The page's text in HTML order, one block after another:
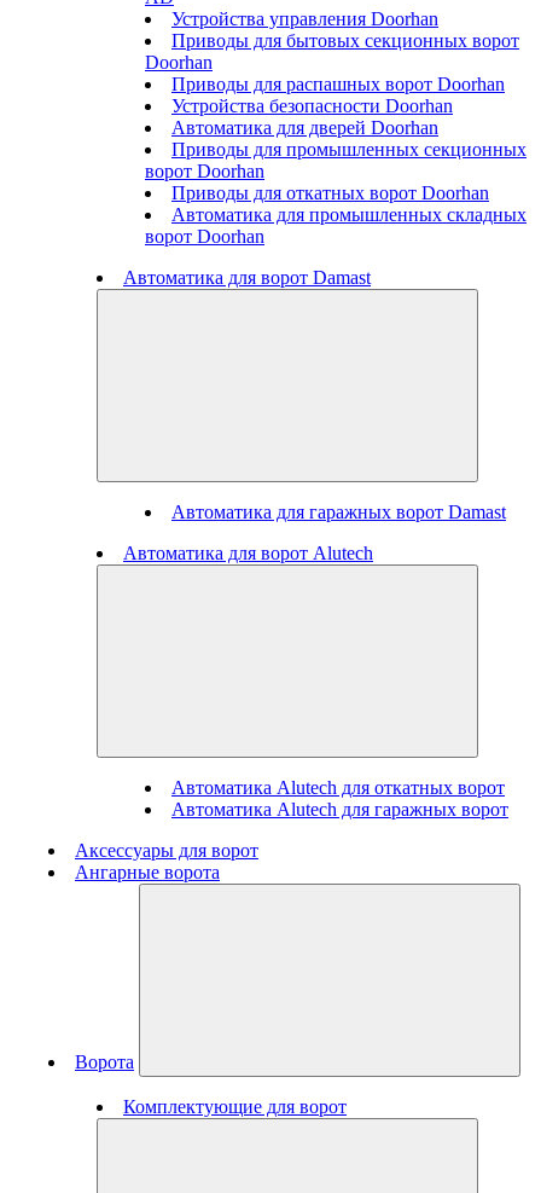
Устройства управления Doorhan
Приводы для бытовых секционных ворот
Doorhan
Приводы для распашных ворот Doorhan
Устройства безопасности Doorhan
Автоматика для дверей Doorhan
Приводы для промышленных секционных
ворот Doorhan
Приводы для откатных ворот Doorhan
Автоматика для промышленных складных
ворот Doorhan
Автоматика для ворот Damast
Автоматика для гаражных ворот Damast
Автоматика для ворот Alutech
Автоматика Alutech для откатных ворот
Автоматика Alutech для гаражных ворот
Аксессуары для ворот
Ангарные ворота
Ворота
Комплектующие для ворот